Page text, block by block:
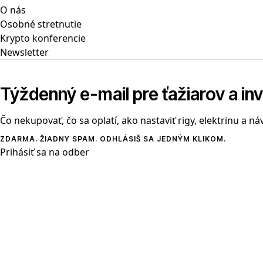
O nás
Osobné stretnutie
Krypto konferencie
Newsletter
Týždenný e-mail pre ťažiarov a
Čo nekupovať, čo sa oplatí, ako nastaviť rigy, elektrinu a
ZDARMA. ŽIADNY SPAM. ODHLÁSIŠ SA JEDNÝM KLIKOM.
Prihásiť sa na odber